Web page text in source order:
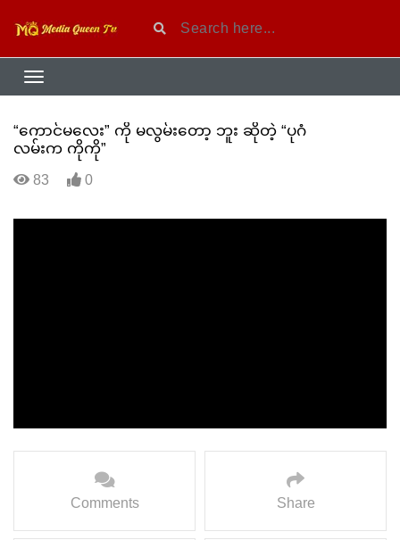
“ကောင်မလေး” ကို မလွမ်းတော့ ဘူး ဆိုတဲ့ “ပုဂံ
လမ်းက ကိုကို”
83 0
Comments Share